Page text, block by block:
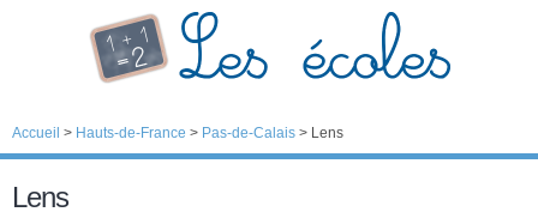
Accueil > Hauts-de-France > Pas-de-Calais > Lens
Lens